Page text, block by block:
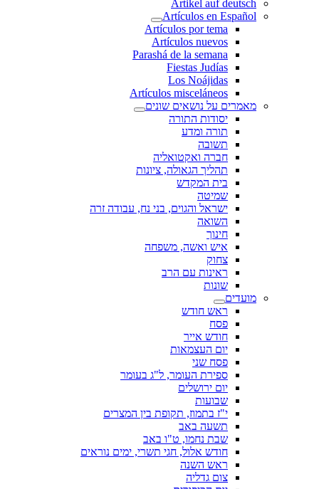
Artikel auf deutsch
Artículos en Español
Artículos por tema
Artículos nuevos
Parashá de la semana
Fiestas Judías
Los Noájidas
Artículos misceláneos
מאמרים על נושאים שונים
יסודות התורה
תורה ומדע
תשובה
חברה ואקטואליה
תהליך הגאולה, ציונות
בית המקדש
שמיטה
ישראל והגוים, בני נח, עבודה זרה
השואה
חינוך
איש ואשה, משפחה
צחוק
ראינות עם הרב
שונות
מועדים
ראש חודש
פסח
חודש אייר
יום העצמאות
פסח שני
ספירת העומר, ל"ג בעומר
יום ירושלים
שבועות
י"ז בתמוז, תקופת בין המצרים
תשעה באב
שבת נחמו, ט"ו באב
חודש אלול, חגי תשרי, ימים נוראים
ראש השנה
צום גדליה